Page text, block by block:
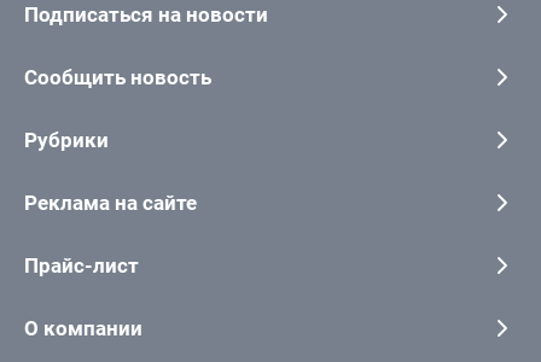
Подписаться на новости
Сообщить новость
Рубрики
Реклама на сайте
Прайс-лист
О компании